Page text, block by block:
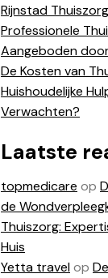
Rijnstad Thuiszorg
Professionele
Aangeboden
De Kosten van
Huishoudelijke
Verwachten?
Laatste
topmedicare op
de
Thuiszorg:
Huis
Yetta travelop